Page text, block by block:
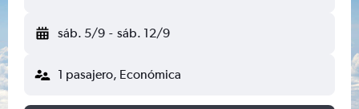
sáb. 5/9 - sáb. 12/9
1 pasajero, Económica